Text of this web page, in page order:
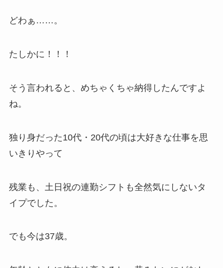
どわぁ……。
たしかに！！！
そう言われると、めちゃくちゃ納得したんですよ
ね。
独り身だった10代・20代の頃は大好きな仕事を思
いきりやって
残業も、土日祝の連勤シフトも全然気にしないタ
イプでした。
でも今は37歳。